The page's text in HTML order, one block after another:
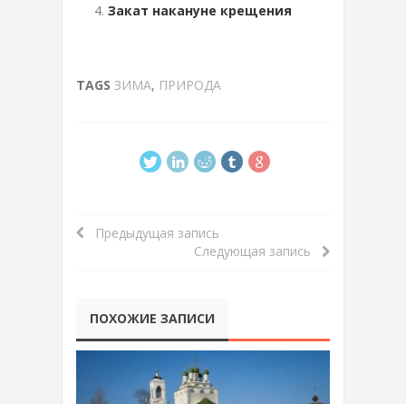
Закат накануне крещения
TAGS ЗИМА, ПРИРОДА
Предыдущая запись
Следующая запись
ПОХОЖИЕ ЗАПИСИ